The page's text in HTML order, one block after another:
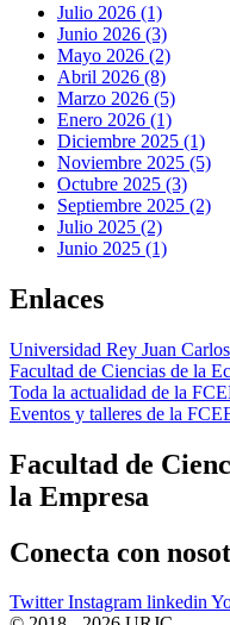
Julio 2026 (1)
Junio 2026 (3)
Mayo 2026 (2)
Abril 2026 (8)
Marzo 2026 (5)
Enero 2026 (1)
Diciembre 2025 (1)
Noviembre 2025 (5)
Octubre 2025 (3)
Septiembre 2025 (2)
Julio 2025 (2)
Junio 2025 (1)
Enlaces
Universidad Rey Juan Carlos
Facultad de Ciencias de la
Toda la actualidad de la
Eventos y talleres de la
Facultad de
la Empresa
Conecta con
Twitter Instagram linkedin